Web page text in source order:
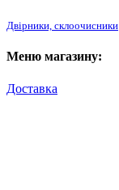
Двірники, склоочисники
Меню магазину:
Доставка